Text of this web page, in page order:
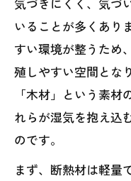
いることが多くあり
すい環境が整うため
殖しやすい空間とな
「木材」という素
れらが湿気を抱え込
のです。
まず、断熱材は軽量